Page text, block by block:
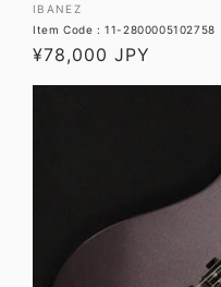
販
売
元:
IBANEZ
Item Code : 11-2800005102758
通
¥78,000 JPY